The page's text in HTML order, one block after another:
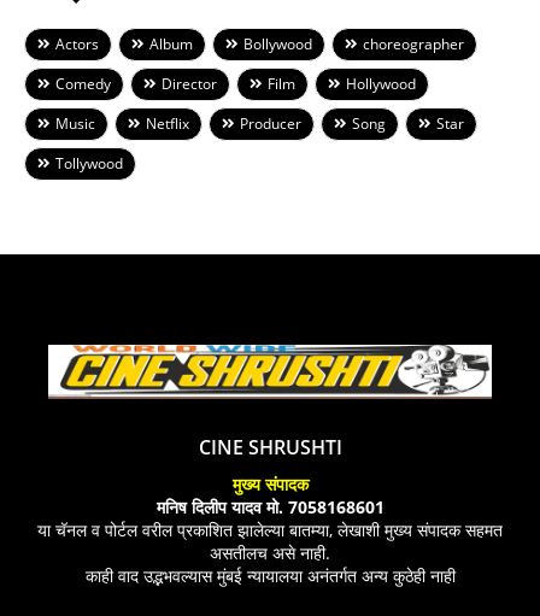
Actors Album Bollywood
choreographer
Comedy
Director Film
Hollywood
Music
Netflix Producer Song
Star
Tollywood
CINE SHRUSHTI
मुख्य संपादक
मनिष दिलीप यादव मो. 7058168601
या चॅनल व पोर्टल वरील प्रकाशित झालेल्या बातम्या, लेखाशी मुख्य संपादक सहमत
असतीलच असे नाही.
काही वाद उद्भभवल्यास मुंबई न्यायालया अनंतर्गत अन्य कुठेही नाही